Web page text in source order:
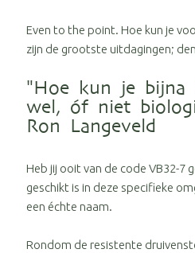
Even to the point. Hoe kun je
zijn de grootste uitdagingen;
"Hoe kun je bijna
wel, óf niet
Ron Langeveld
Heb jij ooit van de code VB32-7
geschikt is in deze specifieke
een échte naam.
Rondom de resistente